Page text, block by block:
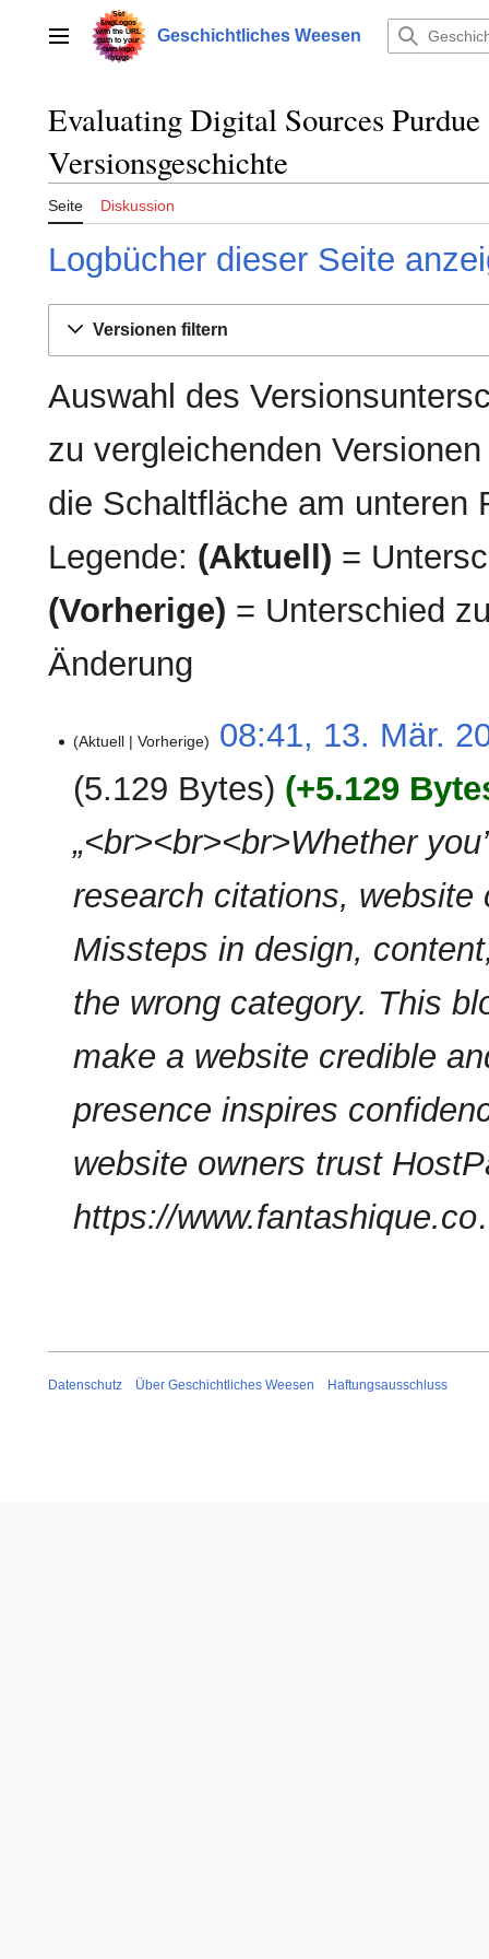
springenHauptmenü Geschichtliches Weesen
Evaluating Digital Sources
Versionsgeschichte
Seite Diskussion
Logbücher dieser Seite
Versionen filtern
Auswahl des
zu vergleichenden
die Schaltfläche am unteren
Legende: (Aktuell) =
(Vorherige) = Unterschied
Änderung
März
2026
Aktuell Vorherige
08:41, 13. Mär.
5.129 Bytes
+5.129
„<br><br><br>Whether
research citations,
Missteps in design,
the wrong category. This
make a website credible
presence inspires
website owners trust
https://
Datenschutz Über Geschichtliches Weesen Haftungsausschluss